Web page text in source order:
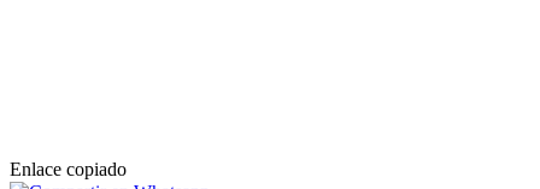
Enlace copiado